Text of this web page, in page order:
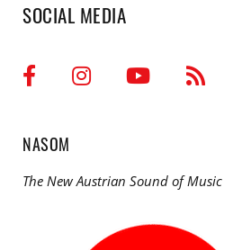
SOCIAL MEDIA
NASOM
The New Austrian Sound of Music